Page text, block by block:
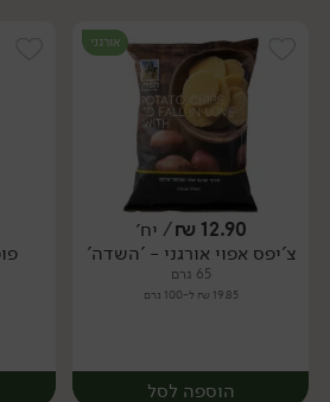
יח׳
אורגני
12.90
₪/ יח׳
צ'יפס אפוי אורגני - 'השדה'
65 גרם
19.85 ₪ ל-100 גרם
הוספה לסל